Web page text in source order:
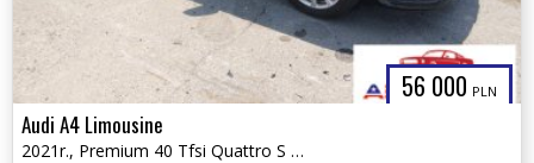
56 000 PLN
Audi A4 Limousine
2021r., Premium 40 Tfsi Quattro S Tronic, 2L, od ubezpieczalni